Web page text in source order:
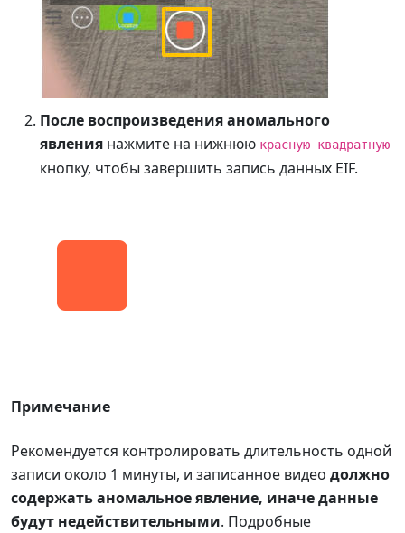
После воспроизведения аномального
явления нажмите на нижнюю красную квадратную
кнопку, чтобы завершить запись данных EIF.
Примечание
Рекомендуется контролировать длительность одной
записи около 1 минуты, и записанное видео должно
содержать аномальное явление, иначе данные
будут недействительными. Подробные